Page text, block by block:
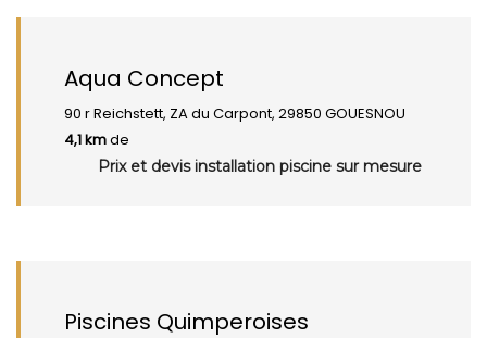
Aqua Concept
90 r Reichstett, ZA du Carpont, 29850 GOUESNOU
4,1 kmde
Prix et devis installation piscine sur mesure
Piscines Quimperoises